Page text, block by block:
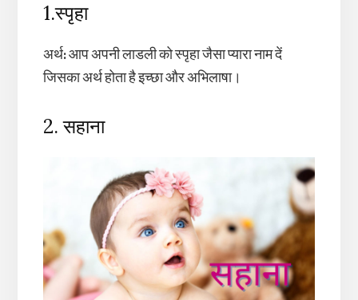
1.स्पृहा
अर्थ:आप अपनी लाडली को स्पृहा जैसा प्यारा नाम दें
जिसका अर्थ होता है इच्छा और अभिलाषा।
2. सहाना